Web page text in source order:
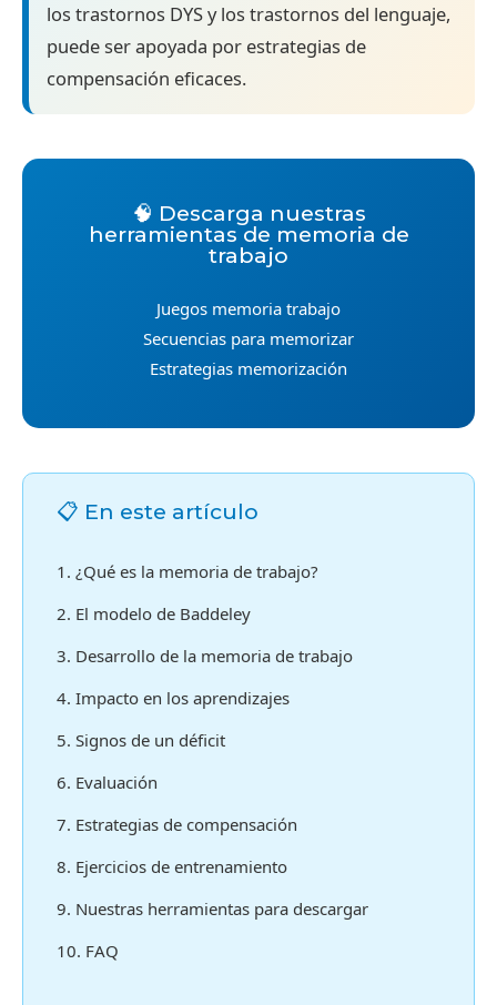
los trastornos DYS y los trastornos del lenguaje,
puede ser apoyada por estrategias de
compensación eficaces.
🧠 Descarga nuestras
herramientas de memoria de
trabajo
Juegos memoria trabajo
Secuencias para memorizar
Estrategias memorización
📋 En este artículo
1. ¿Qué es la memoria de trabajo?
2. El modelo de Baddeley
3. Desarrollo de la memoria de trabajo
4. Impacto en los aprendizajes
5. Signos de un déficit
6. Evaluación
7. Estrategias de compensación
8. Ejercicios de entrenamiento
9. Nuestras herramientas para descargar
10. FAQ